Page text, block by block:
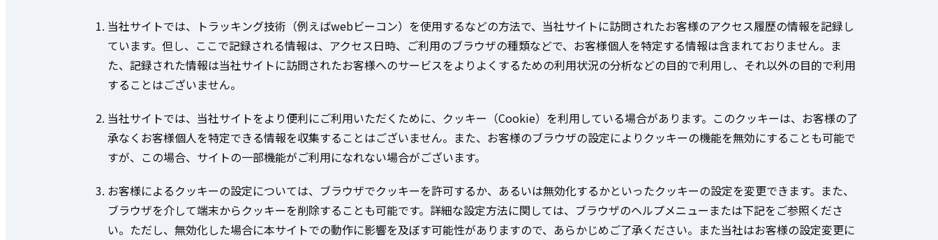
当社サイトでは、トラッキング技術（例えばwebビーコン）を使用するなどの方法で、当社サイトに訪問されたお客様のアクセス履歴の情報を記録し
ています。但し、ここで記録される情報は、アクセス日時、ご利用のブラウザの種類などで、お客様個人を特定する情報は含まれておりません。ま
た、記録された情報は当社サイトに訪問されたお客様へのサービスをよりよくするための利用状況の分析などの目的で利用し、それ以外の目的で利用
することはございません。
当社サイトでは、当社サイトをより便利にご利用いただくために、クッキー（Cookie）を利用している場合があります。このクッキーは、お客様の了
承なくお客様個人を特定できる情報を収集することはございません。また、お客様のブラウザの設定によりクッキーの機能を無効にすることも可能で
すが、この場合、サイトの一部機能がご利用になれない場合がございます。
お客様によるクッキーの設定については、ブラウザでクッキーを許可するか、あるいは無効化するかといったクッキーの設定を変更できます。また、
ブラウザを介して端末からクッキーを削除することも可能です。詳細な設定方法に関しては、ブラウザのヘルプメニューまたは下記をご参照くださ
い。ただし、無効化した場合に本サイトでの動作に影響を及ぼす可能性がありますので、あらかじめご了承ください。また当社はお客様の設定変更に